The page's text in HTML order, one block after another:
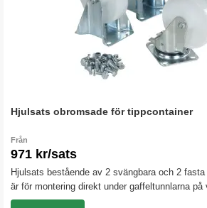
Hjulsats obromsade för tippcontainer
Från
971 kr/sats
Hjulsats bestående av 2 svängbara och 2
är för montering direkt under gaffeltunnlarna på
Nylonhjulen är hårda och rullar lätt även vid